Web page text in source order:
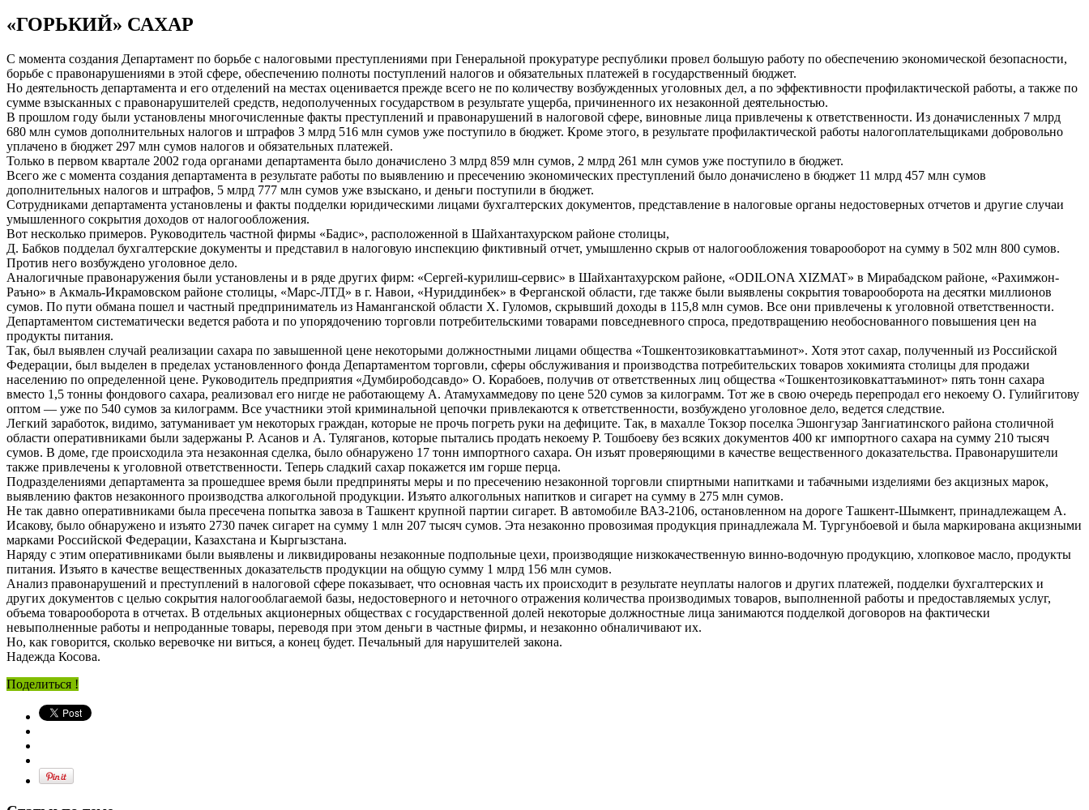
«ГОРЬКИЙ» САХАР
С момента создания Департамент по борьбе с налоговыми преступлениями при Генеральной прокуратуре республики провел большую работу по обеспечению экономической безопасности,
борьбе с правонарушениями в этой сфере, обеспечению полноты поступлений налогов и обязательных платежей в государственный бюджет.
Но деятельность департамента и его отделений на местах оценивается прежде всего не по количеству возбужденных уголовных дел, а по эффективности профилактической работы, а также по
сумме взысканных с правонарушителей средств, недополученных государством в результате ущерба, причиненного их незаконной деятельностью.
В прошлом году были установлены многочисленные факты преступлений и правонарушений в налоговой сфере, виновные лица привлечены к ответственности. Из доначисленных 7 млрд
680 млн сумов дополнительных налогов и штрафов 3 млрд 516 млн сумов уже поступило в бюджет. Кроме этого, в результате профилактической работы налогоплательщиками добровольно
уплачено в бюджет 297 млн сумов налогов и обязательных платежей.
Только в первом квартале 2002 года органами департамента было доначислено 3 млрд 859 млн сумов, 2 млрд 261 млн сумов уже поступило в бюджет.
Всего же с момента создания департамента в результате работы по выявлению и пресечению экономических преступлений было доначислено в бюджет 11 млрд 457 млн сумов
дополнительных налогов и штрафов, 5 млрд 777 млн сумов уже взыскано, и деньги поступили в бюджет.
Сотрудниками департамента установлены и факты подделки юридическими лицами бухгалтерских документов, представление в налоговые органы недостоверных отчетов и другие случаи
умышленного сокрытия доходов от налогообложения.
Вот несколько примеров. Руководитель частной фирмы «Бадис», расположенной в Шайхантахурском районе столицы,
Д. Бабков подделал бухгалтерские документы и представил в налоговую инспекцию фиктивный отчет, умышленно скрыв от налогообложения товарооборот на сумму в 502 млн 800 сумов.
Против него возбуждено уголовное дело.
Аналогичные правонаружения были установлены и в ряде других фирм: «Сергей-курилиш-сервис» в Шайхантахурском районе, «ODILONA XIZMAT» в Мирабадском районе, «Рахимжон-
Раъно» в Акмаль-Икрамовском районе столицы, «Марс-ЛТД» в г. Навои, «Нуриддинбек» в Ферганской области, где также были выявлены сокрытия товарооборота на десятки миллионов
сумов. По пути обмана пошел и частный предприниматель из Наманганской области Х. Гуломов, скрывший доходы в 115,8 млн сумов. Все они привлечены к уголовной ответственности.
Департаментом систематически ведется работа и по упорядочению торговли потребительскими товарами повседневного спроса, предотвращению необоснованного повышения цен на
продукты питания.
Так, был выявлен случай реализации сахара по завышенной цене некоторыми должностными лицами общества «Тошкентозиковкаттаъминот». Хотя этот сахар, полученный из Российской
Федерации, был выделен в пределах установленного фонда Департаментом торговли, сферы обслуживания и производства потребительских товаров хокимията столицы для продажи
населению по определенной цене. Руководитель предприятия «Думбирободсавдо» О. Корабоев, получив от ответственных лиц общества «Тошкентозиковкаттаъминот» пять тонн сахара
вместо 1,5 тонны фондового сахара, реализовал его нигде не работающему А. Атамухаммедову по цене 520 сумов за килограмм. Тот же в свою очередь перепродал его некоему О. Гулийгитову
оптом — уже по 540 сумов за килограмм. Все участники этой криминальной цепочки привлекаются к ответственности, возбуждено уголовное дело, ведется следствие.
Легкий заработок, видимо, затуманивает ум некоторых граждан, которые не прочь погреть руки на дефиците. Так, в махалле Токзор поселка Эшонгузар Зангиатинского района столичной
области оперативниками были задержаны Р. Асанов и А. Туляганов, которые пытались продать некоему Р. Тошбоеву без всяких документов 400 кг импортного сахара на сумму 210 тысяч
сумов. В доме, где происходила эта незаконная сделка, было обнаружено 17 тонн импортного сахара. Он изъят проверяющими в качестве вещественного доказательства. Правонарушители
также привлечены к уголовной ответственности. Теперь сладкий сахар покажется им горше перца.
Подразделениями департамента за прошедшее время были предприняты меры и по пресечению незаконной торговли спиртными напитками и табачными изделиями без акцизных марок,
выявлению фактов незаконного производства алкогольной продукции. Изъято алкогольных напитков и сигарет на сумму в 275 млн сумов.
Не так давно оперативниками была пресечена попытка завоза в Ташкент крупной партии сигарет. В автомобиле ВАЗ-2106, остановленном на дороге Ташкент-Шымкент, принадлежащем А.
Исакову, было обнаружено и изъято 2730 пачек сигарет на сумму 1 млн 207 тысяч сумов. Эта незаконно провозимая продукция принадлежала М. Тургунбоевой и была маркирована акцизными
марками Российской Федерации, Казахстана и Кыргызстана.
Наряду с этим оперативниками были выявлены и ликвидированы незаконные подпольные цехи, производящие низкокачественную винно-водочную продукцию, хлопковое масло, продукты
питания. Изъято в качестве вещественных доказательств продукции на общую сумму 1 млрд 156 млн сумов.
Анализ правонарушений и преступлений в налоговой сфере показывает, что основная часть их происходит в результате неуплаты налогов и других платежей, подделки бухгалтерских и
других документов с целью сокрытия налогооблагаемой базы, недостоверного и неточного отражения количества производимых товаров, выполненной работы и предоставляемых услуг,
объема товарооборота в отчетах. В отдельных акционерных обществах с государственной долей некоторые должностные лица занимаются подделкой договоров на фактически
невыполненные работы и непроданные товары, переводя при этом деньги в частные фирмы, и незаконно обналичивают их.
Но, как говорится, сколько веревочке ни виться, а конец будет. Печальный для нарушителей закона.
Надежда Косова.
Поделиться !